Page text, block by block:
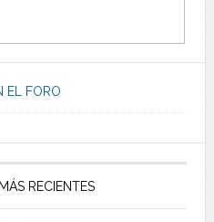
EL FORO
RECIENTES